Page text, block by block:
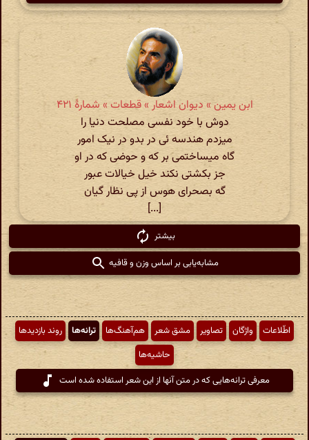
ابن یمین » دیوان اشعار » قطعات » شمارهٔ ۴٢١
دوش با خود نفسی مصلحت دنیا را
میزدم هندسه ئی در بدو در نیک امور
گاه میساختمی بر که و حوضی که در او
جز بکشتی نکند خیل خیالات عبور
گه بصحرای هوس از پی نظار گیان
[...]
بیشتر
مشابه‌یابی بر اساس وزن و قافیه
اطّلاعات واژگان تصاویر مشق شعر هم‌آهنگ‌ها ترانه‌ها
روند بازدیدها
حاشیه‌ها
معرفی ترانه‌هایی که در متن آنها از این شعر استفاده شده است